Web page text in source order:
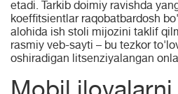
etadi. Tarkib doimiy ravishda
koeffitsientlar raqobatbardosh
alohida ish stoli mijozini taklif
rasmiy veb-sayti – bu tezkor
oshiradigan litsenziyalangan